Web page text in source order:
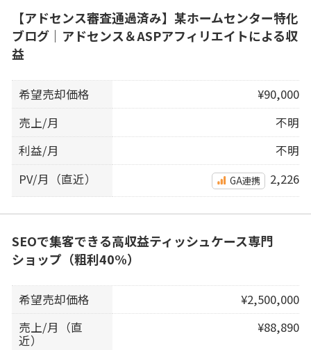
【アドセンス審査通過済み】某ホームセンター特化
ブログ｜アドセンス＆ASPアフィリエイトによる収
益
希望売却価格
¥90,000
売上/月
不明
利益/月
不明
PV/月（直近）
GA連携 2,226
SEOで集客できる高収益ティッシュケース専門
ショップ（粗利40%）
希望売却価格
¥2,500,000
売上/月（直
近）
¥88,890